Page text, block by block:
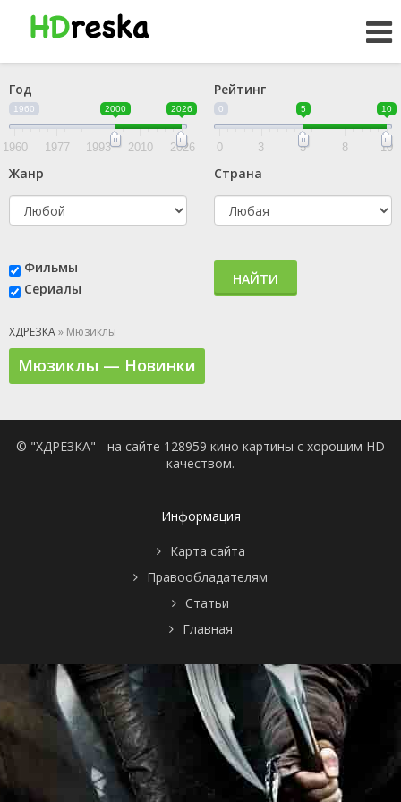
Год
1960 2000 2026
1960 1977 1993 2010 2026
Рейтинг
0 5 10
0 3 5 8 10
Жанр Страна
Фильмы
Сериалы
НАЙТИ
ХДРЕЗКА» Мюзиклы
Мюзиклы — Новинки
© "ХДРЕЗКА" - на сайте 128959 кино картины с хорошим HD
качеством.
Информация
Карта сайта
Правообладателям
Статьи
Главная